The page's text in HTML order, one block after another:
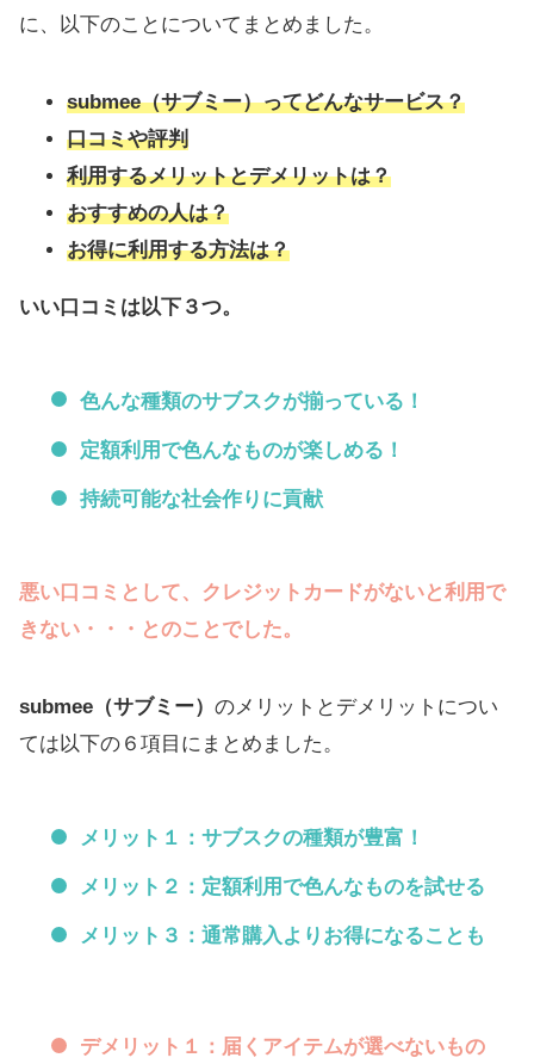
に、以下のことについてまとめました。
submee（サブミー）ってどんなサービス？
口コミや評判
利用するメリットとデメリットは？
おすすめの人は？
お得に利用する方法は？
いい口コミは以下３つ。
色んな種類のサブスクが揃っている！
定額利用で色んなものが楽しめる！
持続可能な社会作りに貢献
悪い口コミとして、クレジットカードがないと利用で
きない・・・とのことでした。
submee（サブミー） のメリットとデメリットについ
ては以下の６項目にまとめました。
メリット１：サブスクの種類が豊富！
メリット２：定額利用で色んなものを試せる
メリット３：通常購入よりお得になることも
デメリット１：届くアイテムが選べないもの